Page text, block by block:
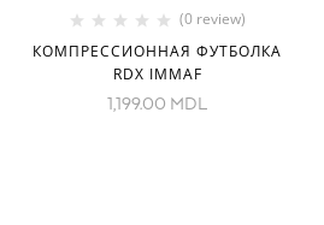
(0 review)
КОМПРЕССИОННАЯ ФУТБОЛКА
RDX IMMAF
1,199.00 MDL